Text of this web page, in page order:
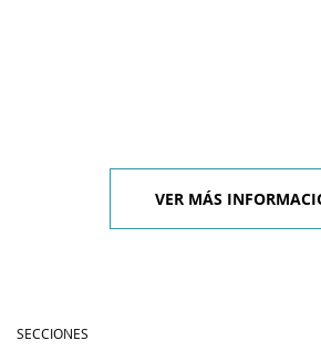
VER MÁS
SECCIONES